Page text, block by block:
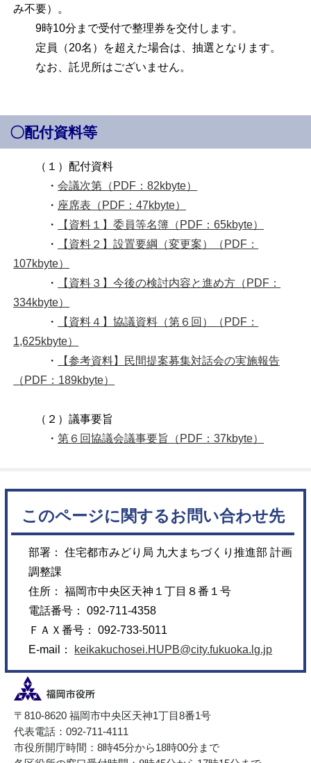
み不要）。
9時10分まで受付で整理券を交付します。
定員（20名）を超えた場合は、抽選となります。
なお、託児所はございません。
〇配付資料等
（１）配付資料
・会議次第（PDF：82kbyte）
・ 座席表（PDF：47kbyte）
・
【資料１】委員等名簿（PDF：65kbyte）
・
【資料２】設置要綱（変更案）（PDF：
107kbyte）
・
【資料３】今後の検討内容と進め方（PDF：
334kbyte）
・
【資料４】協議資料（第６回）（PDF：
1,625kbyte）
・
【参考資料】民間提案募集対話会の実施報告
（PDF：189kbyte）
（２）議事要旨
・第６回協議会議事要旨（PDF：37kbyte）
このページに関するお問い合わせ先
部署： 住宅都市みどり局 九大まちづくり推進部 計画
調整課
住所： 福岡市中央区天神１丁目８番１号
電話番号： 092-711-4358
ＦＡＸ番号： 092-733-5011
E-mail：
keikakuchosei.HUPB@city.fukuoka.lg.jp
〒810-8620 福岡市中央区天神1丁目8番1号
代表電話：092-711-4111
市役所開庁時間：8時45分から18時00分まで